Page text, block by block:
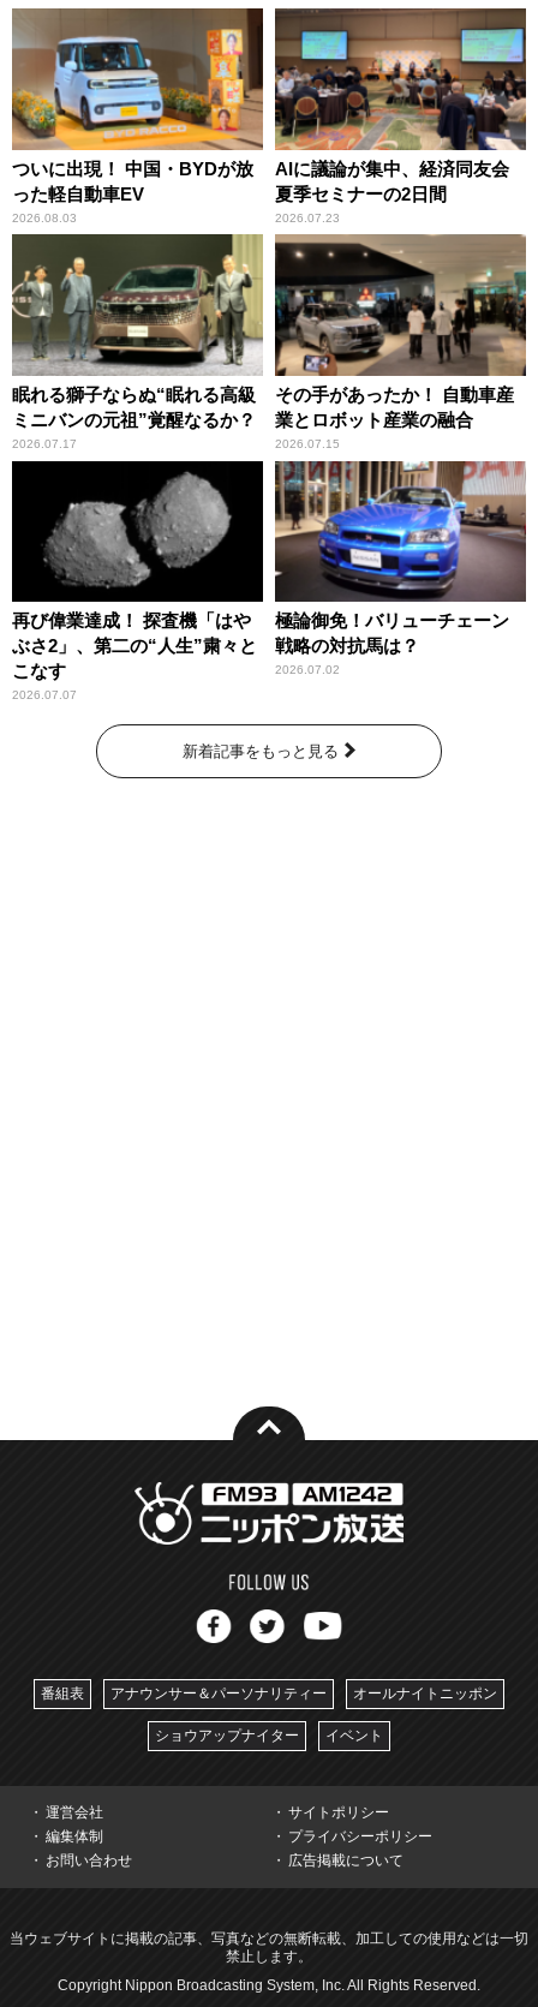
ついに出現！ 中国・BYDが放
った軽自動車EV
2026.08.03
AIに議論が集中、経済同友会
夏季セミナーの2日間
2026.07.23
眠れる獅子ならぬ“眠れる高級
ミニバンの元祖”覚醒なるか？
2026.07.17
その手があったか！ 自動車産
業とロボット産業の融合
2026.07.15
再び偉業達成！ 探査機「はや
ぶさ2」、第二の“人生”粛々と
こなす
2026.07.07
極論御免！バリューチェーン
戦略の対抗馬は？
2026.07.02
新着記事をもっと見る
番組表 アナウンサー＆パーソナリティー オールナイトニッポン
ショウアップナイター イベント
運営会社
サイトポリシー
編集体制
プライバシーポリシー
お問い合わせ
広告掲載について
当ウェブサイトに掲載の記事、写真などの無断転載、加工しての使用などは一切
禁止します。
Copyright Nippon Broadcasting System, Inc. All Rights Reserved.